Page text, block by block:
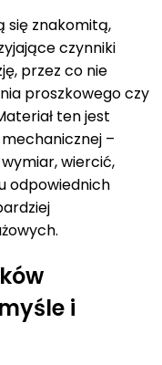
się znakomitą,
czynniki
przez co nie
proszkowego czy
ten jest
–
wiercić,
odpowiednich
i